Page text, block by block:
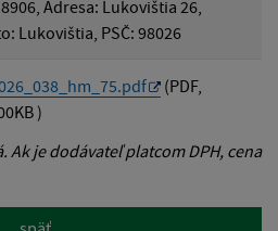
Adresa: Lukovištia 26,
Lukovištia, PSČ: 98026
(PDF,
)
Ak je dodávateľ platcom DPH, cena